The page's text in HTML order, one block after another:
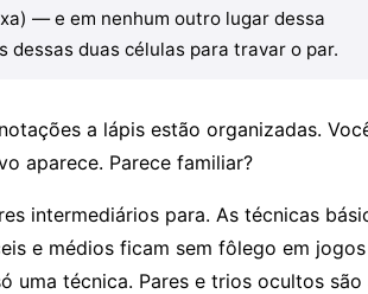
— e em nenhum outro lugar dessa
dessas duas células para travar o par.
a lápis estão organizadas.
aparece. Parece familiar?
intermediários para. As técnicas
e médios ficam sem fôlego em
uma técnica. Pares e trios ocultos são